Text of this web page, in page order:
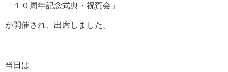
「１０周年記念式典・祝賀会」
が開催され、出席しました。
当日は